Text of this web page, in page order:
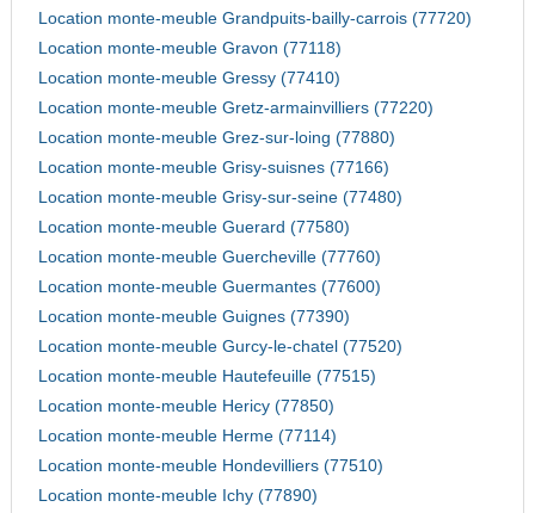
Location monte-meuble Grandpuits-bailly-carrois (77720)
Location monte-meuble Gravon (77118)
Location monte-meuble Gressy (77410)
Location monte-meuble Gretz-armainvilliers (77220)
Location monte-meuble Grez-sur-loing (77880)
Location monte-meuble Grisy-suisnes (77166)
Location monte-meuble Grisy-sur-seine (77480)
Location monte-meuble Guerard (77580)
Location monte-meuble Guercheville (77760)
Location monte-meuble Guermantes (77600)
Location monte-meuble Guignes (77390)
Location monte-meuble Gurcy-le-chatel (77520)
Location monte-meuble Hautefeuille (77515)
Location monte-meuble Hericy (77850)
Location monte-meuble Herme (77114)
Location monte-meuble Hondevilliers (77510)
Location monte-meuble Ichy (77890)